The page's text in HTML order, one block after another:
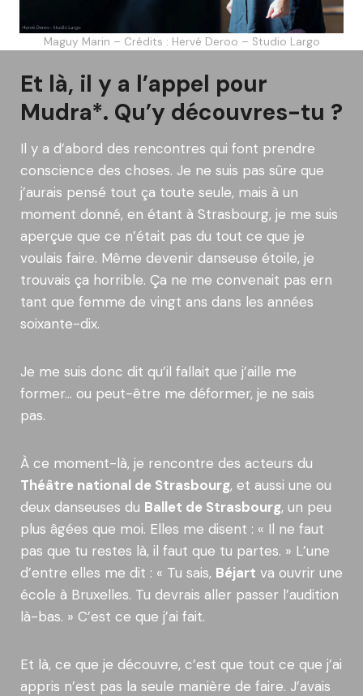
Maguy Marin – Crédits : Hervé Deroo – Studio Largo
Et là, il y a l’appel pour
Mudra*. Qu’y découvres-tu ?
Il y a d’abord des rencontres qui font prendre
conscience des choses. Je ne suis pas sûre que
j’aurais pensé tout ça toute seule, mais à un
moment donné, en étant à Strasbourg, je me suis
aperçue que ce n’était pas du tout ce que je
voulais faire. Même devenir danseuse étoile, je
trouvais ça horrible. Ça ne me convenait pas ern
tant que femme de vingt ans dans les années
soixante-dix.
Je me suis donc dit qu’il fallait que j’aille me
former… ou peut-être me déformer, je ne sais
pas.
À ce moment-là, je rencontre des acteurs du
Théâtre national de Strasbourg, et aussi une ou
deux danseuses du Ballet de Strasbourg, un peu
plus âgées que moi. Elles me disent : « Il ne faut
pas que tu restes là, il faut que tu partes. » L’une
d’entre elles me dit : « Tu sais, Béjart va ouvrir une
école à Bruxelles. Tu devrais aller passer l’audition
là-bas. » C’est ce que j’ai fait.
Et là, ce que je découvre, c’est que tout ce que j’ai
appris n’est pas la seule manière de faire. J’avais